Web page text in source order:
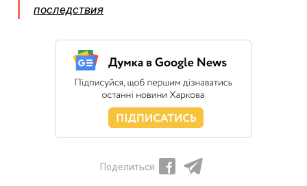
последствия
Поделиться